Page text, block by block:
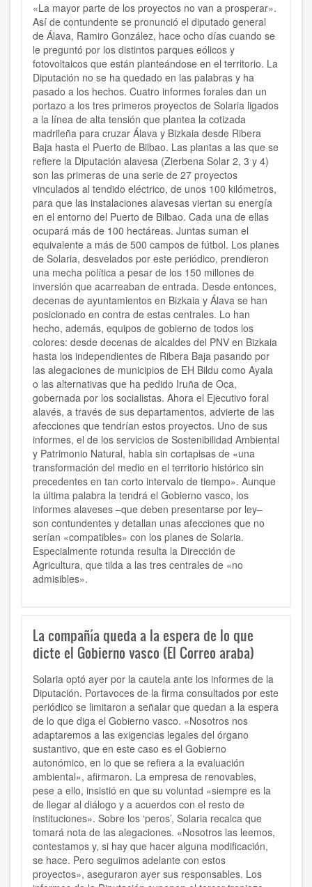
«La mayor parte de los proyectos no van a prosperar».
Así de contundente se pronunció el diputado general
de Álava, Ramiro González, hace ocho días cuando se
le preguntó por los distintos parques eólicos y
fotovoltaicos que están planteándose en el territorio. La
Diputación no se ha quedado en las palabras y ha
pasado a los hechos. Cuatro informes forales dan un
portazo a los tres primeros proyectos de Solaria ligados
a la línea de alta tensión que plantea la cotizada
madrileña para cruzar Álava y Bizkaia desde Ribera
Baja hasta el Puerto de Bilbao. Las plantas a las que se
refiere la Diputación alavesa (Zierbena Solar 2, 3 y 4)
son las primeras de una serie de 27 proyectos
vinculados al tendido eléctrico, de unos 100 kilómetros,
para que las instalaciones alavesas viertan su energía
en el entorno del Puerto de Bilbao. Cada una de ellas
ocupará más de 100 hectáreas. Juntas suman el
equivalente a más de 500 campos de fútbol. Los planes
de Solaria, desvelados por este periódico, prendieron
una mecha política a pesar de los 150 millones de
inversión que acarreaban de entrada. Desde entonces,
decenas de ayuntamientos en Bizkaia y Álava se han
posicionado en contra de estas centrales. Lo han
hecho, además, equipos de gobierno de todos los
colores: desde decenas de alcaldes del PNV en Bizkaia
hasta los independientes de Ribera Baja pasando por
las alegaciones de municipios de EH Bildu como Ayala
o las alternativas que ha pedido Iruña de Oca,
gobernada por los socialistas. Ahora el Ejecutivo foral
alavés, a través de sus departamentos, advierte de las
afecciones que tendrían estos proyectos. Uno de sus
informes, el de los servicios de Sostenibilidad Ambiental
y Patrimonio Natural, habla sin cortapisas de «una
transformación del medio en el territorio histórico sin
precedentes en tan corto intervalo de tiempo». Aunque
la última palabra la tendrá el Gobierno vasco, los
informes alaveses –que deben presentarse por ley–
son contundentes y detallan unas afecciones que no
serían «compatibles» con los planes de Solaria.
Especialmente rotunda resulta la Dirección de
Agricultura, que tilda a las tres centrales de «no
admisibles».
La compañía queda a la espera de lo que
dicte el Gobierno vasco (El Correo araba)
Solaria optó ayer por la cautela ante los informes de la
Diputación. Portavoces de la firma consultados por este
periódico se limitaron a señalar que quedan a la espera
de lo que diga el Gobierno vasco. «Nosotros nos
adaptaremos a las exigencias legales del órgano
sustantivo, que en este caso es el Gobierno
autonómico, en lo que se refiera a la evaluación
ambiental», afirmaron. La empresa de renovables,
pese a ello, insistió en que su voluntad «siempre es la
de llegar al diálogo y a acuerdos con el resto de
instituciones». Sobre los ‘peros’, Solaria recalca que
tomará nota de las alegaciones. «Nosotros las leemos,
contestamos y, si hay que hacer alguna modificación,
se hace. Pero seguimos adelante con estos
proyectos», aseguraron ayer sus responsables. Los